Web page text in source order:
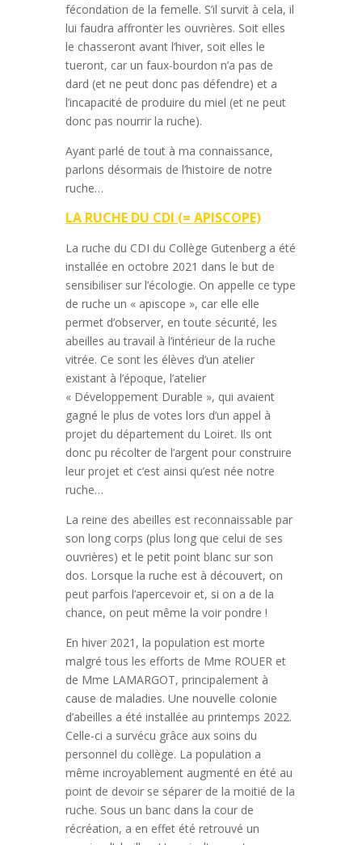
fécondation de la femelle. S’il survit à cela, il
lui faudra affronter les ouvrières. Soit elles
le chasseront avant l’hiver, soit elles le
tueront, car un faux-bourdon n’a pas de
dard (et ne peut donc pas défendre) et a
l’incapacité de produire du miel (et ne peut
donc pas nourrir la ruche).
Ayant parlé de tout à ma connaissance,
parlons désormais de l’histoire de notre
ruche…
LA RUCHE DU CDI (= APISCOPE)
La ruche du CDI du Collège Gutenberg a été
installée en octobre 2021 dans le but de
sensibiliser sur l’écologie. On appelle ce type
de ruche un « apiscope », car elle elle
permet d’observer, en toute sécurité, les
abeilles au travail à l’intérieur de la ruche
vitrée. Ce sont les élèves d’un atelier
existant à l’époque, l’atelier
« Développement Durable », qui avaient
gagné le plus de votes lors d’un appel à
projet du département du Loiret. Ils ont
donc pu récolter de l’argent pour construire
leur projet et c’est ainsi qu’est née notre
ruche…
La reine des abeilles est reconnaissable par
son long corps (plus long que celui de ses
ouvrières) et le petit point blanc sur son
dos. Lorsque la ruche est à découvert, on
peut parfois l’apercevoir et, si on a de la
chance, on peut même la voir pondre !
En hiver 2021, la population est morte
malgré tous les efforts de Mme ROUER et
de Mme LAMARGOT, principalement à
cause de maladies. Une nouvelle colonie
d’abeilles a été installée au printemps 2022.
Celle-ci a survécu grâce aux soins du
personnel du collège. La population a
même incroyablement augmenté en été au
point de devoir se séparer de la moitié de la
ruche. Sous un banc dans la cour de
récréation, a en effet été retrouvé un